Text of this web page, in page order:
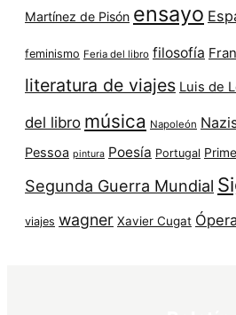
Martínez de Pisón ensayo
feminismo Feria del libro filosofía
literatura de viajes Luis de
del libro música Napoleón
Pessoa pintura Poesía Portugal
Segunda Guerra Mundial
viajes wagner Xavier Cugat Ópera